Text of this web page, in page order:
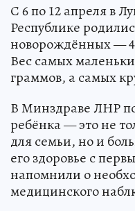
С 6 по 12 апреля в
Республике
новорождённых —
Вес самых
граммов, а самых
В Минздраве ЛНР
ребёнка — это не
для семьи, но и
его здоровье с
напомнили о
медицинского